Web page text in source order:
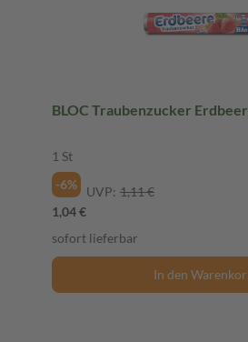
BLOC Traubenzucker
1 St
-6%
UVP: 1,11 €
1,04 €
sofort lieferbar
In den